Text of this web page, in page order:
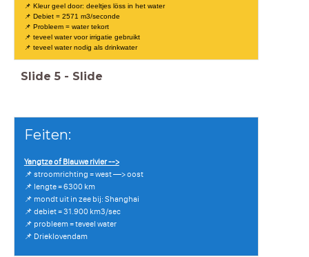
📌 Kleur geel door: deeltjes löss in het water
📌 Debiet = 2571 m3/seconde
📌 Probleem = water tekort
📌 teveel water voor irrigatie gebruikt
📌 teveel water nodig als drinkwater
Slide 5 - Slide
Feiten:
Yangtze of Blauwe rivier -->
📌 stroomrichting = west —> oost
📌 lengte = 6300 km
📌 mondt uit in zee bij: Shanghai
📌 debiet = 31.900 km3/sec
📌 probleem = teveel water
📌 Drieklovendam